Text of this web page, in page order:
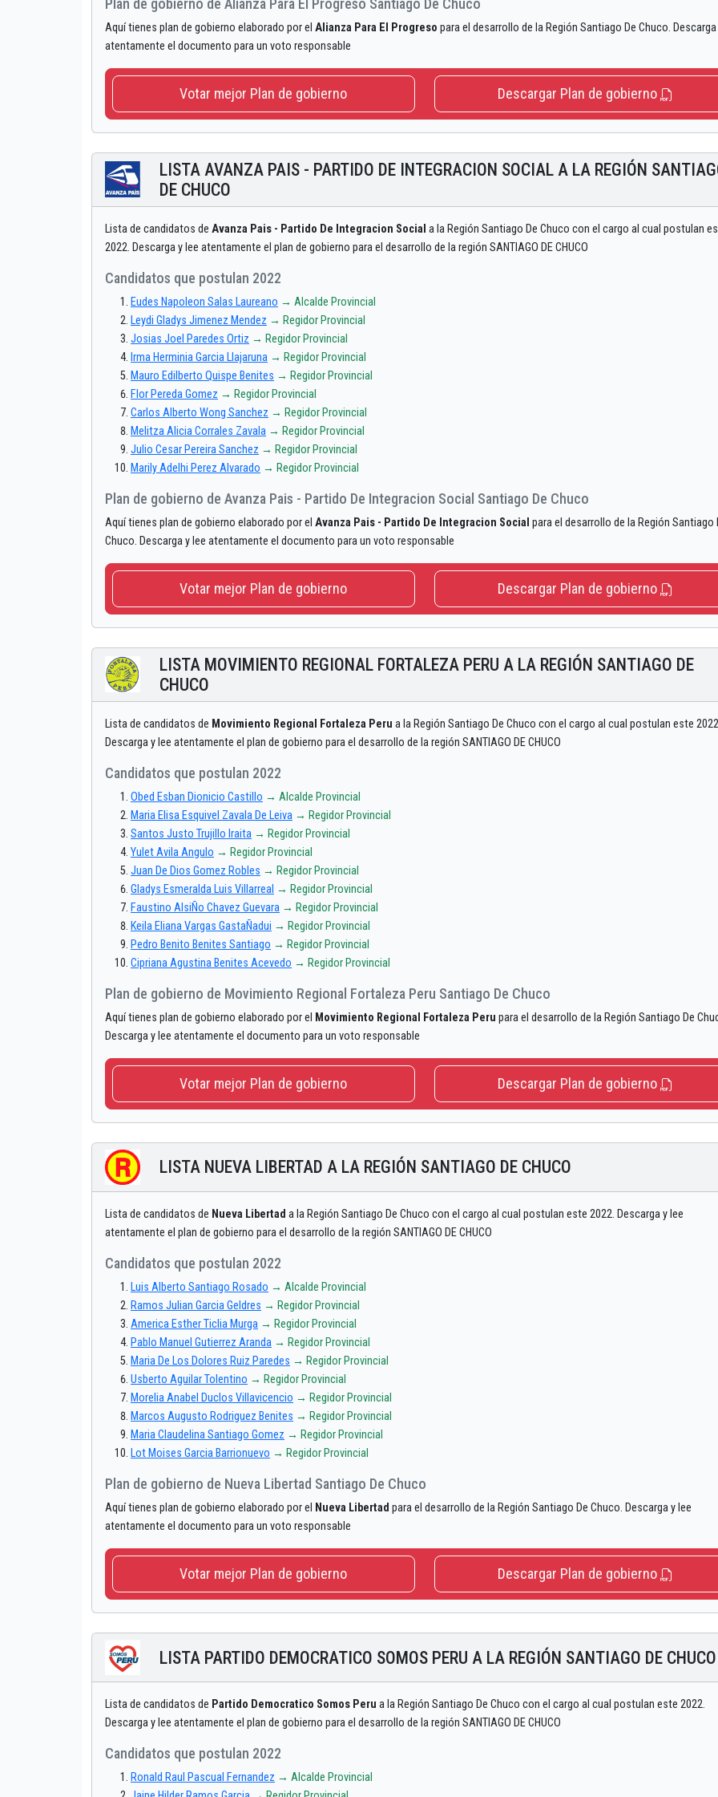
Aquí tienes plan de gobierno elaborado por el Alianza Para El Progreso para el desarrollo de la Región Santiago De Chuco.
atentamente el documento para un voto responsable
Votar mejor Plan de gobierno Descargar Plan de gobierno
LISTA AVANZA PAIS - PARTIDO DE INTEGRACION SOCIAL A LA REGIÓN
DE CHUCO
Lista de candidatos de Avanza Pais - Partido De Integracion Social a la Región Santiago De Chuco con el cargo al cual postulan
2022. Descarga y lee atentamente el plan de gobierno para el desarrollo de la región SANTIAGO DE CHUCO
Candidatos que postulan 2022
Eudes Napoleon Salas Laureano → Alcalde Provincial
Leydi Gladys Jimenez Mendez → Regidor Provincial
Josias Joel Paredes Ortiz → Regidor Provincial
Irma Herminia Garcia Llajaruna → Regidor Provincial
Mauro Edilberto Quispe Benites → Regidor Provincial
Flor Pereda Gomez → Regidor Provincial
Carlos Alberto Wong Sanchez → Regidor Provincial
Melitza Alicia Corrales Zavala → Regidor Provincial
Julio Cesar Pereira Sanchez → Regidor Provincial
Marily Adelhi Perez Alvarado → Regidor Provincial
Plan de gobierno de Avanza Pais - Partido De Integracion Social Santiago De Chuco
Aquí tienes plan de gobierno elaborado por el Avanza Pais - Partido De Integracion Social para el desarrollo de la Región Santiago
Chuco. Descarga y lee atentamente el documento para un voto responsable
Votar mejor Plan de gobierno Descargar Plan de gobierno
LISTA MOVIMIENTO REGIONAL FORTALEZA PERU A LA REGIÓN SANTIAGO DE
CHUCO
Lista de candidatos de Movimiento Regional Fortaleza Peru a la Región Santiago De Chuco con el cargo al cual postulan este
Descarga y lee atentamente el plan de gobierno para el desarrollo de la región SANTIAGO DE CHUCO
Candidatos que postulan 2022
Obed Esban Dionicio Castillo → Alcalde Provincial
Maria Elisa Esquivel Zavala De Leiva → Regidor Provincial
Santos Justo Trujillo Iraita → Regidor Provincial
Yulet Avila Angulo → Regidor Provincial
Juan De Dios Gomez Robles → Regidor Provincial
Gladys Esmeralda Luis Villarreal → Regidor Provincial
Faustino AlsiÑo Chavez Guevara → Regidor Provincial
Keila Eliana Vargas GastaÑadui → Regidor Provincial
Pedro Benito Benites Santiago → Regidor Provincial
Cipriana Agustina Benites Acevedo → Regidor Provincial
Plan de gobierno de Movimiento Regional Fortaleza Peru Santiago De Chuco
Aquí tienes plan de gobierno elaborado por el Movimiento Regional Fortaleza Peru para el desarrollo de la Región Santiago De
Descarga y lee atentamente el documento para un voto responsable
Votar mejor Plan de gobierno Descargar Plan de gobierno
LISTA NUEVA LIBERTAD A LA REGIÓN SANTIAGO DE CHUCO
Lista de candidatos de Nueva Libertad a la Región Santiago De Chuco con el cargo al cual postulan este 2022. Descarga y lee
atentamente el plan de gobierno para el desarrollo de la región SANTIAGO DE CHUCO
Candidatos que postulan 2022
Luis Alberto Santiago Rosado → Alcalde Provincial
Ramos Julian Garcia Geldres → Regidor Provincial
America Esther Ticlia Murga → Regidor Provincial
Pablo Manuel Gutierrez Aranda → Regidor Provincial
Maria De Los Dolores Ruiz Paredes → Regidor Provincial
Usberto Aguilar Tolentino → Regidor Provincial
Morelia Anabel Duclos Villavicencio → Regidor Provincial
Marcos Augusto Rodriguez Benites → Regidor Provincial
Maria Claudelina Santiago Gomez → Regidor Provincial
Lot Moises Garcia Barrionuevo → Regidor Provincial
Plan de gobierno de Nueva Libertad Santiago De Chuco
Aquí tienes plan de gobierno elaborado por el Nueva Libertad para el desarrollo de la Región Santiago De Chuco. Descarga y lee
atentamente el documento para un voto responsable
Votar mejor Plan de gobierno Descargar Plan de gobierno
LISTA PARTIDO DEMOCRATICO SOMOS PERU A LA REGIÓN SANTIAGO DE CHUCO
Lista de candidatos de Partido Democratico Somos Peru a la Región Santiago De Chuco con el cargo al cual postulan este 2022.
Descarga y lee atentamente el plan de gobierno para el desarrollo de la región SANTIAGO DE CHUCO
Candidatos que postulan 2022
Ronald Raul Pascual Fernandez → Alcalde Provincial